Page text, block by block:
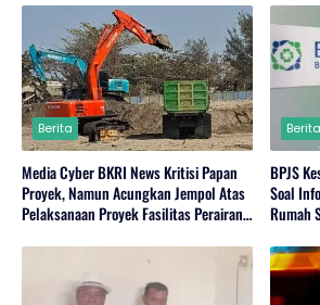
Berita
Media Cyber BKRI News Kritisi Papan
Proyek, Namun Acungkan Jempol Atas
Pelaksanaan Proyek Fasilitas Perairan
Berita
BPJS
Soal
Rumah